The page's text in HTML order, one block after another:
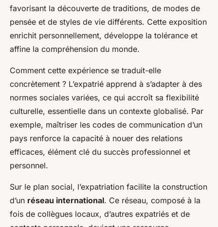
favorisant la découverte de traditions, de modes de
pensée et de styles de vie différents. Cette exposition
enrichit personnellement, développe la tolérance et
affine la compréhension du monde.
Comment cette expérience se traduit-elle
concrètement ? L’expatrié apprend à s’adapter à des
normes sociales variées, ce qui accroît sa flexibilité
culturelle, essentielle dans un contexte globalisé. Par
exemple, maîtriser les codes de communication d’un
pays renforce la capacité à nouer des relations
efficaces, élément clé du succès professionnel et
personnel.
Sur le plan social, l’expatriation facilite la construction
d’un réseau international. Ce réseau, composé à la
fois de collègues locaux, d’autres expatriés et de